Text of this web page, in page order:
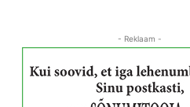
- Reklaam -